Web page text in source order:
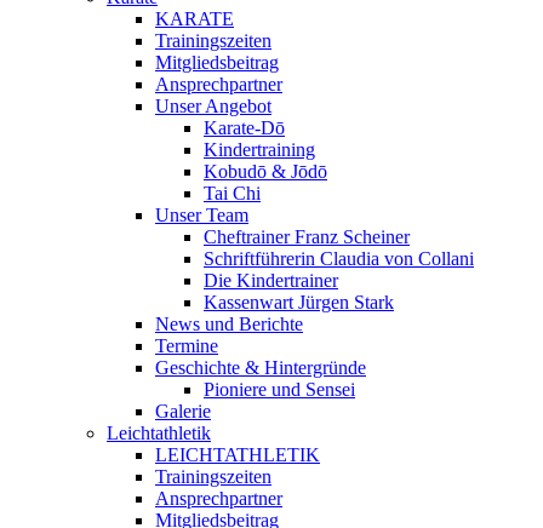
KARATE
Trainingszeiten
Mitgliedsbeitrag
Ansprechpartner
Unser Angebot
Karate-Dō
Kindertraining
Kobudō & Jōdō
Tai Chi
Unser Team
Cheftrainer Franz Scheiner
Schriftführerin Claudia von Collani
Die Kindertrainer
Kassenwart Jürgen Stark
News und Berichte
Termine
Geschichte & Hintergründe
Pioniere und Sensei
Galerie
Leichtathletik
LEICHTATHLETIK
Trainingszeiten
Ansprechpartner
Mitgliedsbeitrag